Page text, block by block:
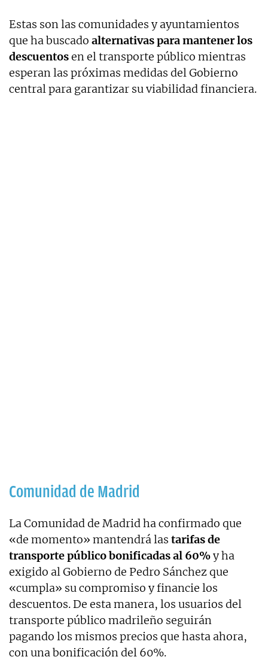
Estas son las comunidades y ayuntamientos
que ha buscado alternativas para mantener los
descuentosen el transporte público mientras
esperanlas próximas medidas del Gobierno
central para garantizar su viabilidad financiera.
Comunidad de Madrid
La Comunidad de Madrid ha confirmado que
«de momento» mantendrá las tarifas de
transporte público bonificadas al 60%y ha
exigido al Gobierno de Pedro Sánchez que
«cumpla» su compromiso y financie los
descuentos. De esta manera, los usuarios del
transporte público madrileño seguirán
pagando los mismos precios que hasta ahora,
con una bonificación del 60%.